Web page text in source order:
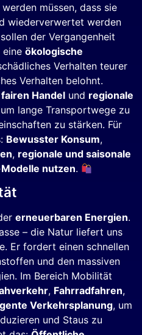
müssen, dass sie
wiederverwertet werden
der Vergangenheit
ökologische
Verhalten teurer
Verhalten belohnt.
fairen Handel und regionale
lange Transportwege zu
zu stärken. Für
Bewusster Konsum,
, regionale und saisonale
nutzen.
erneuerbaren Energien.
– die Natur liefert uns
Er fordert einen schnellen
und den massiven
Im Bereich Mobilität
, Fahrradfahren,
Verkehrsplanung, um
und Staus zu